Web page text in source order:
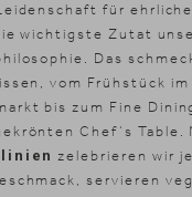
für
wichtigste Zutat
Das
vom Frühstück im
bis zum Fine
Chef‘s Table.
zelebrieren wir
servieren